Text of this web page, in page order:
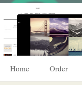
Home Order